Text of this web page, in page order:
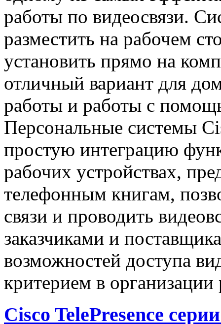
работы по видеосвязи.
разместить на рабочем
установить прямо на
отличный вариант для
работы и работы с
Персональные системы
простую интеграцию
рабочих устройствах,
телефонным книгам,
связи и проводить
заказчиками и
возможностей доступа
критерием в
Cisco TelePresence